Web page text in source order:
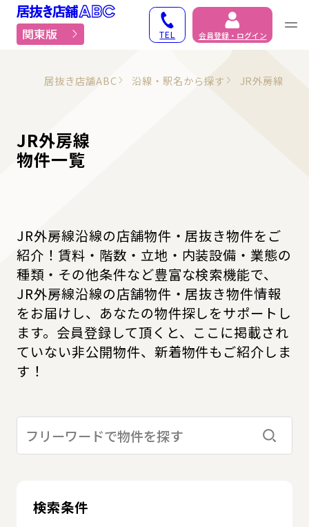
居抜き物件・貸店舗で
関東版 TEL 会員登録・ログイン
居抜き店舗ABC 沿線・駅名から探す JR外房線
JR外房線
物件一覧
JR外房線沿線の店舗物件・居抜き物件をご
紹介！賃料・階数・立地・内装設備・業態の
種類・その他条件など豊富な検索機能で、
JR外房線沿線の店舗物件・居抜き物件情報
をお届けし、あなたの物件探しをサポートし
ます。会員登録して頂くと、ここに掲載され
ていない非公開物件、新着物件もご紹介しま
す！
検索す
検索条件